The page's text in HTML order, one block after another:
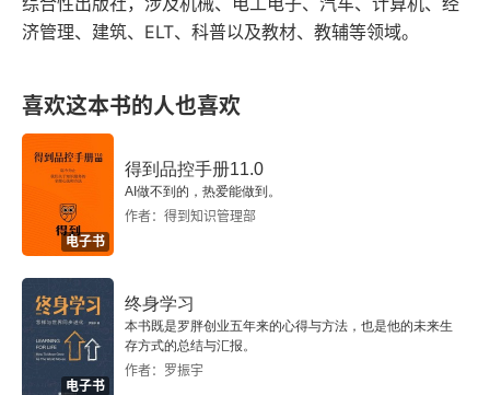
注释
济管理、建筑、ELT、科普以及教材、教辅等领域。
喜欢这本书的人也喜欢
电子书
得到品控手册11.0
AI做不到的，热爱能做到。
作者：得到知识管理部
电子书
终身学习
本书既是罗胖创业五年来的心得与方法，也是他的未来生
存方式的总结与汇报。
作者：罗振宇